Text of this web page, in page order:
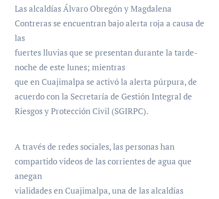
Las alcaldías Álvaro Obregón y Magdalena
Contreras se encuentran bajo alerta roja a causa de
las
fuertes lluvias que se presentan durante la tarde-
noche de este lunes; mientras
que en Cuajimalpa se activó la alerta púrpura, de
acuerdo con la Secretaría de Gestión Integral de
Riesgos y Protección Civil (SGIRPC).
A través de redes sociales, las personas han
compartido videos de las corrientes de agua que
anegan
vialidades en Cuajimalpa, una de las alcaldías